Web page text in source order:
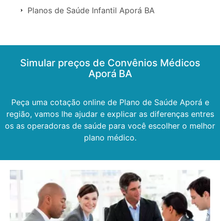
Planos de Saúde Infantil Aporá BA
Simular preços de Convênios Médicos
Aporá BA
Peça uma cotação online de Plano de Saúde Aporá e
região, vamos lhe ajudar e explicar as diferenças entres
os as operadoras de saúde para você escolher o melhor
plano médico.